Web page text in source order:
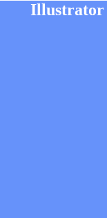
Illustrator